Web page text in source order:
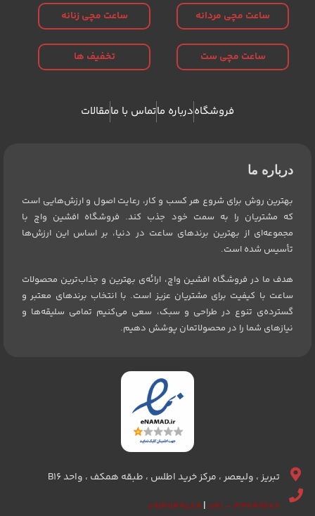
ساعت مچی مردانه ساعت مچی زنانه
ساعت مچی ست تخفیف ها
فروشگاهدرباره ماتماس با مامقالات
درباره ما
بهترین روش برای شروع هر کسب و کار، رعایت اصول و ارزش‌هایی است
که مشتریان را به سمت خود جذب کند. فروشگاه افشین واچ با
مجموعه‌ای از بهترین برندهای ساعت در دنیا، بر اساس این ارزش‌ها
تأسیس شده است.
هدف ما در فروشگاه افشین واچ، ارائه‌ی بهترین و جذاب‌ترین محصولات
ساعت با کیفیت برای مشتریان عزیز است. با انتخاب برندهای معتبر و
گسترده‌ی تنوع در طراحی و سبک، سعی می‌کنیم تمامی سلیقه‌ها و
نیازهای شما را در محصولاتمان پوشش دهیم.
تبریز ، ولیعصر ، مرکز خرید اطلس ، طبقه همکف ، واحد B16
۳۳۲۴۹۶۷۲ – ۰۴۱
|۰۹۱۴۱۱۴۹۰۸۹